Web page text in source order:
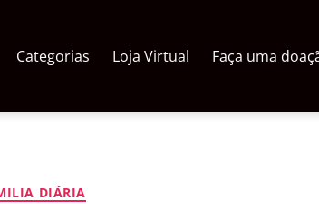
Categorias Loja Virtual Faça uma
Categorias
DIÁRIA